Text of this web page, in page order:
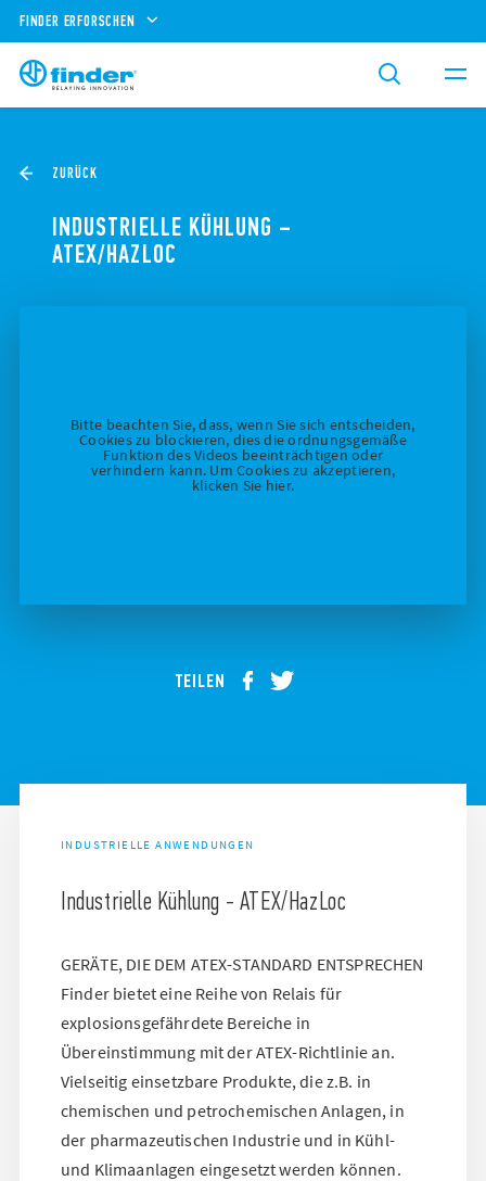
FINDER ERFORSCHEN
ZURÜCK
INDUSTRIELLE KÜHLUNG –
ATEX/HAZLOC
Bitte beachten Sie, dass, wenn Sie sich entscheiden,
Cookies zu blockieren, dies die ordnungsgemäße
Funktion des Videos beeinträchtigen oder
verhindern kann. Um Cookies zu akzeptieren,
klicken Sie hier.
TEILEN
INDUSTRIELLE ANWENDUNGEN
Industrielle Kühlung - ATEX/HazLoc
GERÄTE, DIE DEM ATEX-STANDARD ENTSPRECHEN
Finder bietet eine Reihe von Relais für
explosionsgefährdete Bereiche in
Übereinstimmung mit der ATEX-Richtlinie an.
Vielseitig einsetzbare Produkte, die z.B. in
chemischen und petrochemischen Anlagen, in
der pharmazeutischen Industrie und in Kühl-
und Klimaanlagen eingesetzt werden können.